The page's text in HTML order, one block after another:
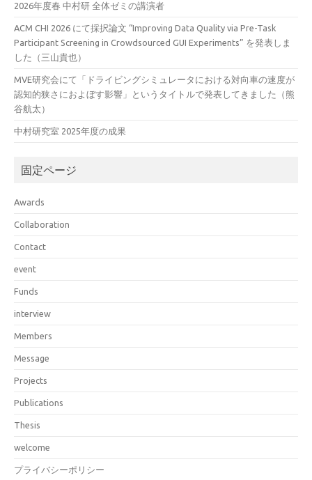
2026年度春 中村研 全体ゼミの講演者
ACM CHI 2026 にて採択論文 “Improving Data Quality via Pre-Task
Participant Screening in Crowdsourced GUI Experiments” を発表しま
した（三山貴也）
MVE研究会にて「ドライビングシミュレータにおける対向車の速度が
認知的狭さにおよぼす影響」というタイトルで発表してきました（熊
谷航太）
中村研究室 2025年度の成果
固定ページ
Awards
Collaboration
Contact
event
Funds
interview
Members
Message
Projects
Publications
Thesis
welcome
プライバシーポリシー